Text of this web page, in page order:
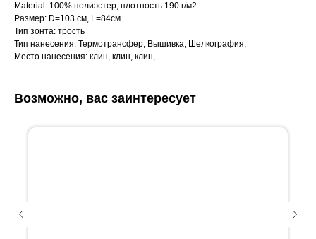
Material: 100% полиэстер, плотность 190 г/м2
Размер: D=103 см, L=84см
Тип зонта: трость
Тип нанесения: Термотрансфер, Вышивка, Шелкография,
Место нанесения: клин, клин, клин,
Возможно, вас заинтересует